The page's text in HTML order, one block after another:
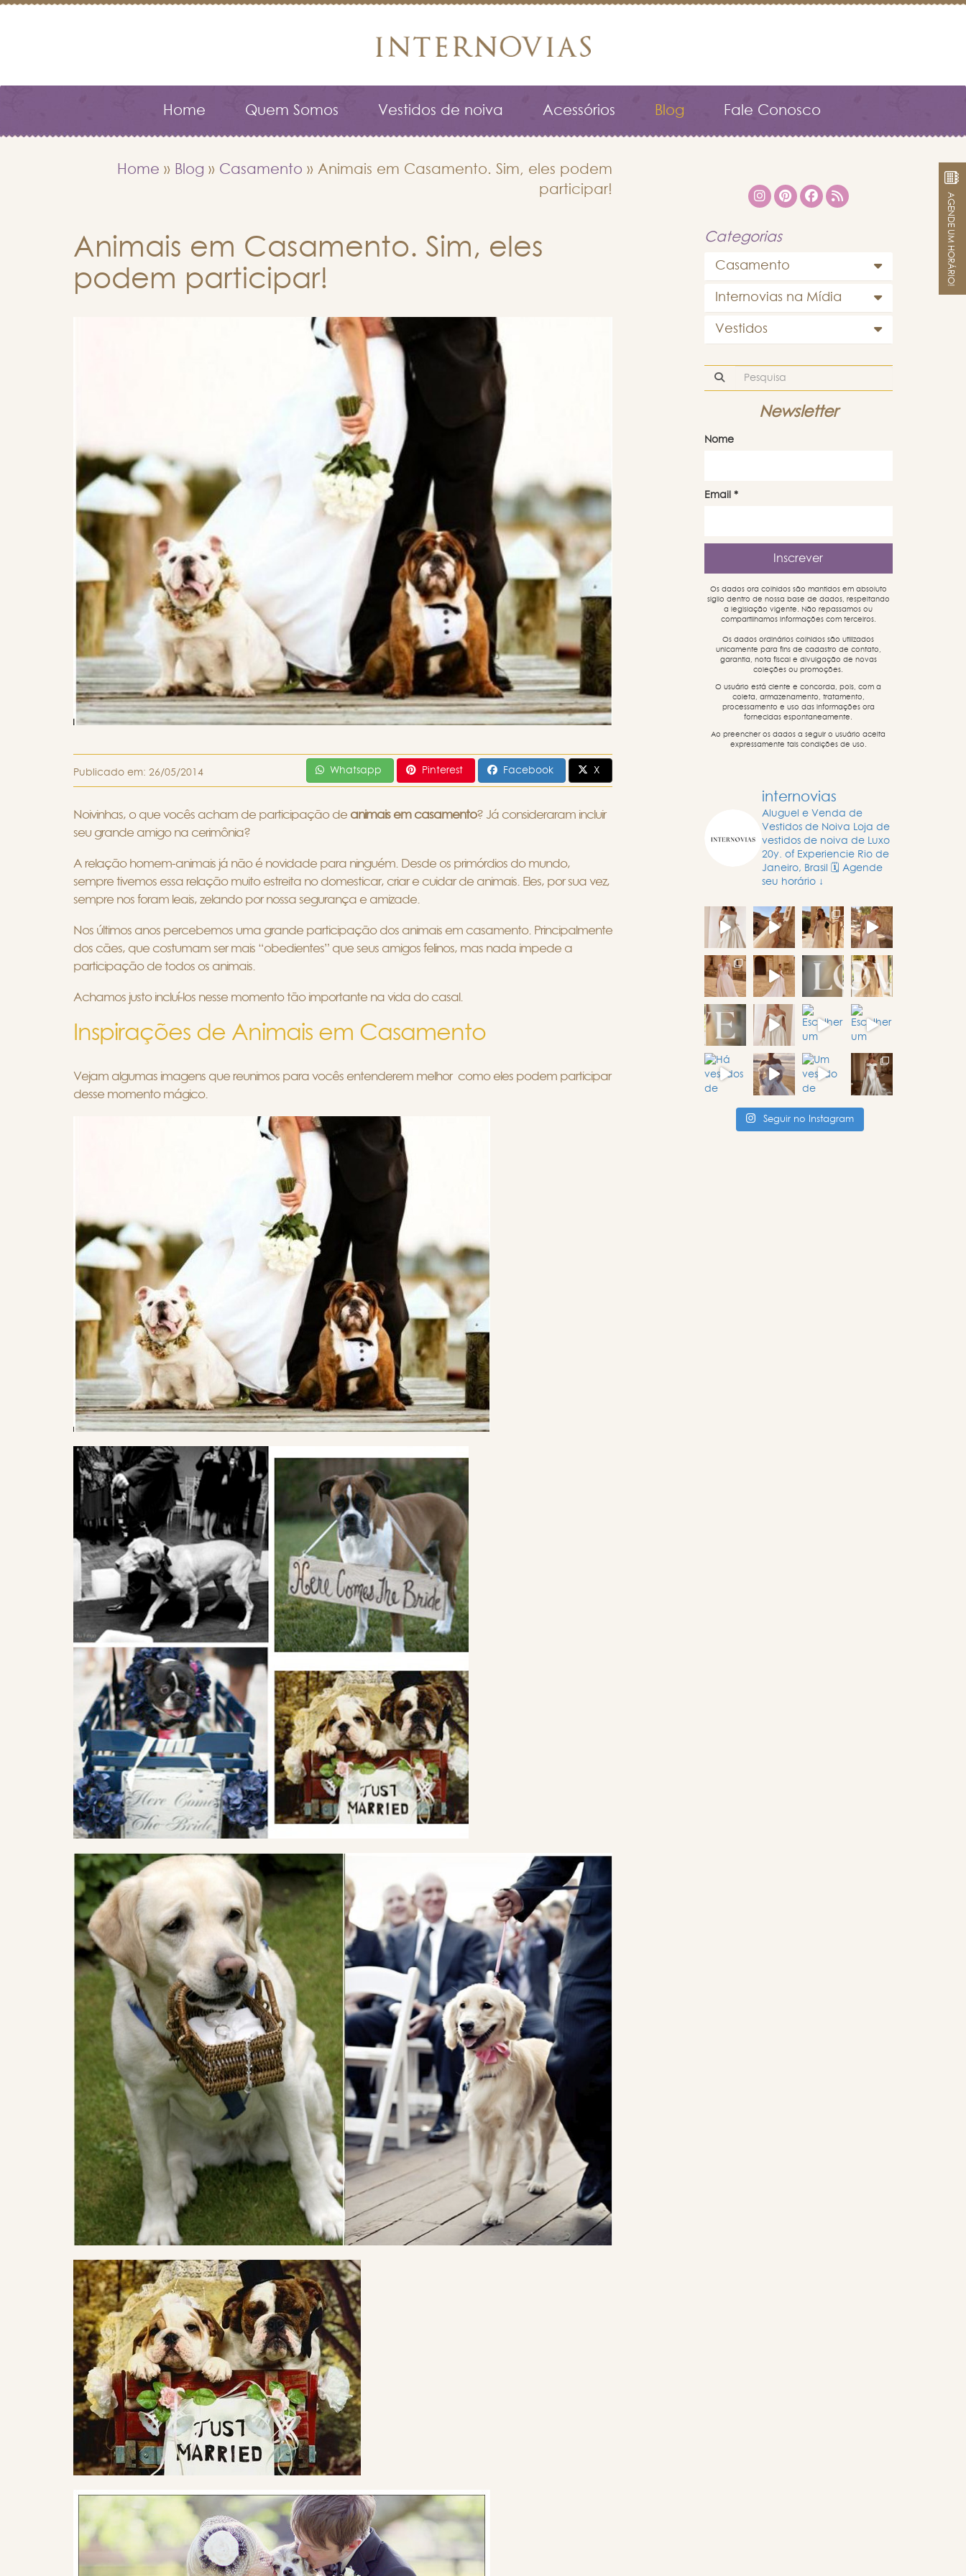
Home Quem Somos Vestidos de noiva Acessórios Blog Fale Conosco
Home » Blog » Casamento » Animais em Casamento. Sim, eles podem
participar!
Animais em Casamento. Sim, eles
podem participar!
Publicado em: 26/05/2014 Whatsapp Pinterest Facebook X
Noivinhas, o que vocês acham de participação de animais em casamento? Já consideraram incluir
seu grande amigo na cerimônia?
A relação homem-animais já não é novidade para ninguém. Desde os primórdios do mundo,
sempre tivemos essa relação muito estreita no domesticar, criar e cuidar de animais. Eles, por sua vez,
sempre nos foram leais, zelando por nossa segurança e amizade.
Nos últimos anos percebemos uma grande participação dos animais em casamento. Principalmente
dos cães, que costumam ser mais “obedientes” que seus amigos felinos, mas nada impede a
participação de todos os animais.
Achamos justo incluí-los nesse momento tão importante na vida do casal.
Inspirações de Animais em Casamento
Vejam algumas imagens que reunimos para vocês entenderem melhor como eles podem participar
desse momento mágico.
Categorias
Casamento
Internovias na Mídia
Vestidos
Newsletter
Nome
Email *
Os dados ora colhidos são mantidos em absoluto
sigilo dentro de nossa base de dados, respeitando
a legislação vigente. Não repassamos ou
compartilhamos informações com terceiros.
Os dados ordinários colhidos são utilizados
unicamente para fins de cadastro de contato,
garantia, nota fiscal e divulgação de novas
coleções ou promoções.
O usuário está ciente e concorda, pois, com a
coleta, armazenamento, tratamento,
processamento e uso das informações ora
fornecidas espontaneamente.
Ao preencher os dados a seguir o usuário aceita
expressamente tais condições de uso.
internovias
Aluguel e Venda de
Vestidos de Noiva Loja de
vestidos de noiva de Luxo
20y. of ExperiencieRio de
Janeiro, Brasil
🗓️ Agende
seu horário ↓
Seguir no Instagram
AGENDE UM HORÁRIO!